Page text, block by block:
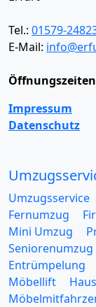
Tel.: 01579-
E-Mail:
Impressum
Datenschutz
Umzugsservice
Fernumzug
Mini Umzug
Seniorenumzug
Entrümpelung
Möbellift